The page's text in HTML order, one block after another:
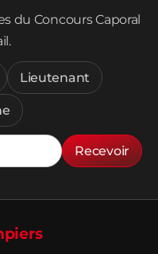
du Concours Caporal
Lieutenant
Recevoir